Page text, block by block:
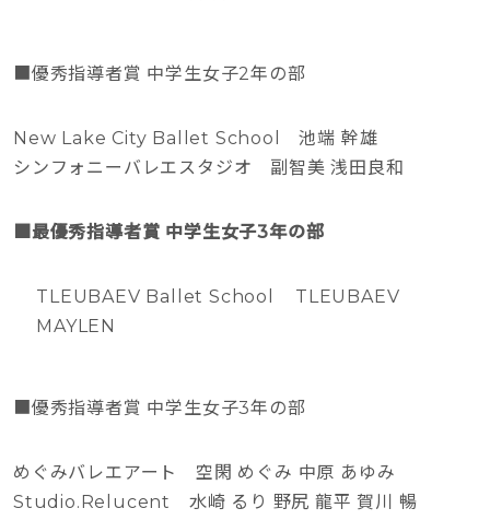
■優秀指導者賞 中学生女子2年の部
New Lake City Ballet School 池端 幹雄
シンフォニーバレエスタジオ 副智美 浅田良和
■最優秀指導者賞 中学生女子3年の部
TLEUBAEV Ballet School TLEUBAEV
MAYLEN
■優秀指導者賞 中学生女子3年の部
めぐみバレエアート 空閑 めぐみ 中原 あゆみ
Studio.Relucent 水崎 るり 野尻 龍平 賀川 暢